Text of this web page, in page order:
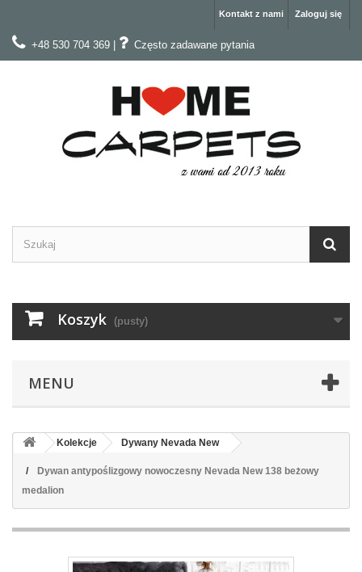
Zaloguj się
Kontakt z nami
+48 530 704 369 Często zadawane pytania
Koszyk (pusty)
MENU
Kolekcje Dywany Nevada New
Dywan antypoślizgowy nowoczesny Nevada New 138 beżowy
medalion